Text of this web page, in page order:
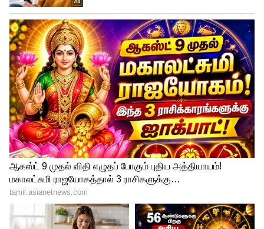
படத்துக்குப் பின்னர் நிறைய பேர்
இமயமலைக்கு சென்று பாபா குகைக்கு
போனதாக கேள்விப் பட்டேன், ஆனால்
அதிகம் பேர் இங்கு வருவதால் பிரச்சினை
ஏற்படும் என்பதால் அதற்கு தடை
விதிக்கப்பட்டு விட்டது. அந்த படங்களில்
நடித்த நான் இன்னும் நடிகராகவே
இருக்கிறேன், ஆனால் எனது படங்களை
பார்த்த எனது ரசிகர்கள் பலர் துறவியாகி
விட்டார்கள், அதை எண்ணி நான் மகிழ்ச்சி